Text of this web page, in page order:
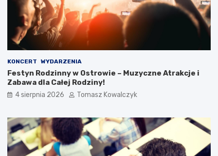
KONCERT WYDARZENIA
Festyn Rodzinny w Ostrowie – Muzyczne Atrakcje i
Zabawa dla Całej Rodziny!
4 sierpnia 2026 Tomasz Kowalczyk